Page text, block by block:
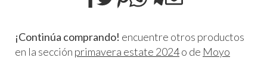
¡Continúa comprando! encuentre otros productos
en la sección primavera estate 2024o de Moyo